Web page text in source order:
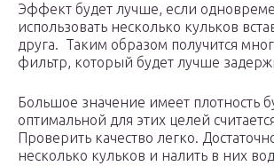
Эффект будет лучше, если
использовать несколько кульков
друга. Таким образом получится
фильтр, который будет лучше
Большое значение имеет плотность
оптимальной для этих целей
Проверить качество легко.
несколько кульков и налить в них